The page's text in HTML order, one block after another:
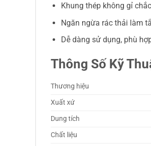
Khung thép không gỉ
Ngăn ngừa rác thải làm
Dễ dàng sử dụng, phù
Thông Số Kỹ
Thương hiệu
Xuất xứ
Dung tích
Chất liệu